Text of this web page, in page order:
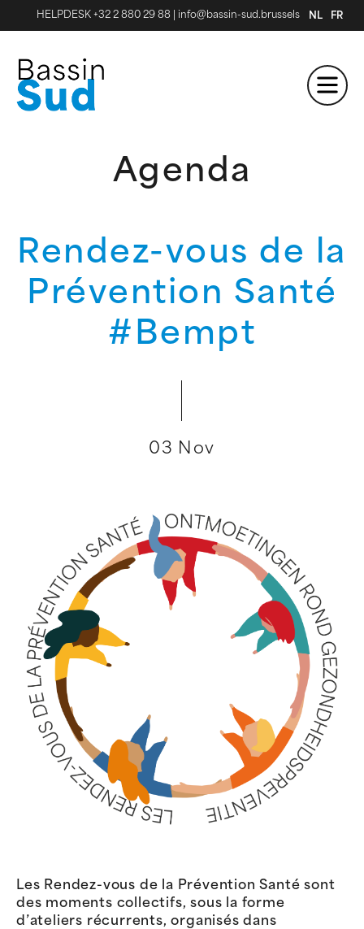
HELPDESK +32 2 880 29 88 info@bassin-sud.brussels NL FR
Agenda
Rendez-vous de la
Prévention Santé
#Bempt
03 Nov
Les Rendez-vous de la Prévention Santé sont
des moments collectifs, sous la forme
d’ateliers récurrents, organisés dans